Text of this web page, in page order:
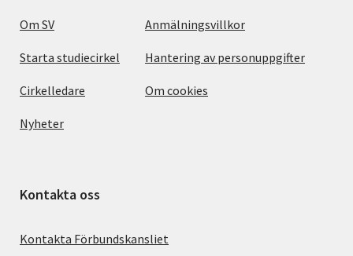
Om SV
Starta studiecirkel
Cirkelledare
Nyheter
Anmälningsvillkor
Hantering av personuppgifter
Om cookies
Kontakta oss
Kontakta Förbundskansliet